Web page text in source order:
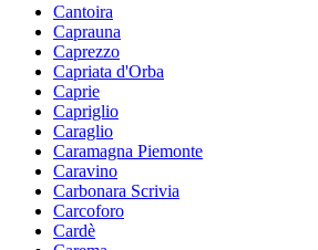
Cantoira
Caprauna
Caprezzo
Capriata d'Orba
Caprie
Capriglio
Caraglio
Caramagna Piemonte
Caravino
Carbonara Scrivia
Carcoforo
Cardè